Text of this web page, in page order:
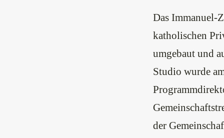
Das Immanuel-
katholischen
umgebaut und
Studio wurde
der